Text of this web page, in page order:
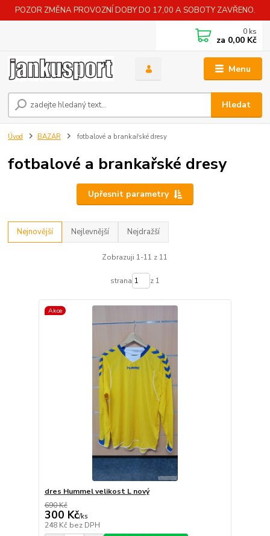
POZOR ZMĚNA PROVOZNÍ DOBY DO 17,00 A SOBOTY ZAVŘENO.
Menu
Hledat
0 ks
za 0,00 Kč
Úvod BAZAR fotbalové a brankařské dresy
fotbalové a brankařské dresy
Upřesnit parametry
Nejnovější Nejlevnější Nejdražší
Zobrazuji 1-11 z 11
strana z 1
Akce
dres Hummel velikost L nový
690 Kč
300 Kč/ks
248 Kč bez DPH